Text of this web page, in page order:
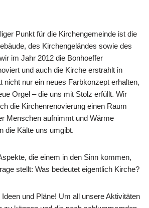
Punkt für die Kirchengemeinde ist die
des Kirchengeländes sowie des
im Jahr 2012 die Bonhoeffer
und auch die Kirche erstrahlt in
nicht nur ein neues Farbkonzept erhalten,
Orgel – die uns mit Stolz erfüllt. Wir
die Kirchenrenovierung einen Raum
Menschen aufnimmt und Wärme
die Kälte uns umgibt.
die einem in den Sinn kommen,
stellt: Was bedeutet eigentlich Kirche?
und Pläne! Um all unsere Aktivitäten